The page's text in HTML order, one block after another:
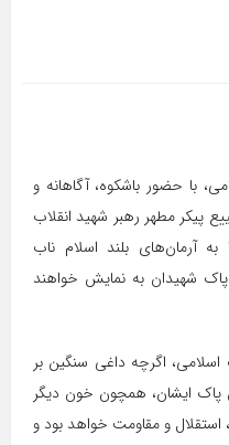
با حضور باشکوه، آگاهانه و
پیکر مطهر رهبر شهید انقلاب
آرمان‌های بلند اسلام ناب
شهیدان به نمایش خواهند
اسلامی، اگرچه داغی سنگین بر
پاک ایشان، همچون خون دیگر
استقلال و مقاومت خواهد بود و